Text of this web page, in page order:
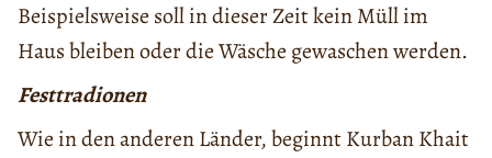
Beispielsweise soll in dieser Zeit kein Müll im
Haus bleiben oder die Wäsche gewaschen werden.
Festtradionen
Wie in den anderen Länder, beginnt Kurban Khait